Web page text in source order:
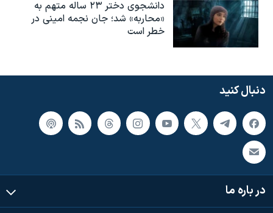
دانشجوی دختر ۲۳ ساله متهم به
«محاربه» شد؛ جان نجمه امینی در
خطر است
دنبال کنید
در باره ما